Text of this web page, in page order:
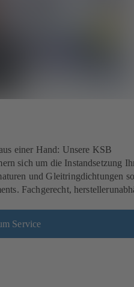
einer Hand: Unsere KSB
sich um die Instandsetzung
und Gleitringdichtungen
Fachgerecht,
Service